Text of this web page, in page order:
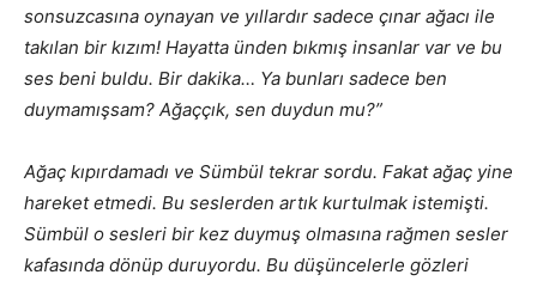
sonsuzcasına oynayan ve yıllardır sadece çınar ağacı ile
takılan bir kızım! Hayatta ünden bıkmış insanlar var ve bu
ses beni buldu. Bir dakika… Ya bunları sadece ben
duymamışsam? Ağaççık, sen duydun mu?”
Ağaç kıpırdamadı ve Sümbül tekrar sordu. Fakat ağaç yine
hareket etmedi. Bu seslerden artık kurtulmak istemişti.
Sümbül o sesleri bir kez duymuş olmasına rağmen sesler
kafasında dönüp duruyordu. Bu düşüncelerle gözleri